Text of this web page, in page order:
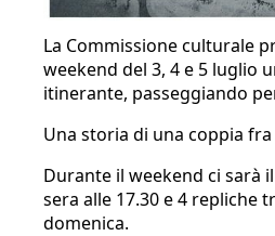
La Commissione culturale
weekend del 3, 4 e 5 luglio
itinerante, passeggiando
Una storia di una coppia
Durante il weekend ci sarà
sera alle 17.30 e 4 repliche
domenica.